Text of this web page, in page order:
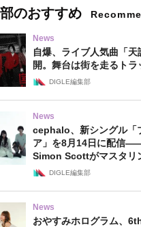
のおすすめ
News
自爆、ライブ人気曲「
開。舞台は街を走るトラ
DIGLE編集部
News
cephalo、新シングル「
ア」を8月14日に配信
Simon Scottがマスタリ
DIGLE編集部
News
おやすみホログラム、